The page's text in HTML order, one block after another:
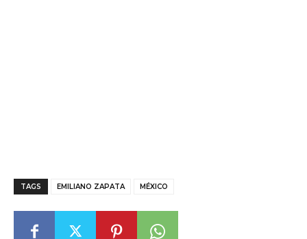
TAGS EMILIANO ZAPATA MÉXICO